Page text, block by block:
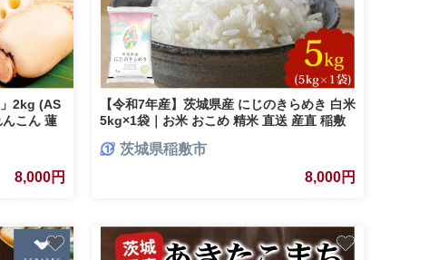
2kg (AS
こん 蓮
8,000円
【令和7年産】茨城県産 にじのきらめき 白米
5kg×1袋｜お米 おこめ 精米 直送 産直 稲敷
茨城県稲敷市
8,000円